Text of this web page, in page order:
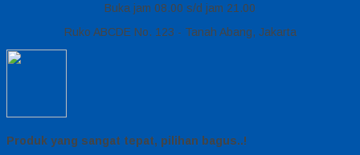
Buka jam 08.00 s/d jam 21.00
Ruko ABCDE No. 123 - Tanah Abang, Jakarta
Produk yang sangat tepat, pilihan bagus..!